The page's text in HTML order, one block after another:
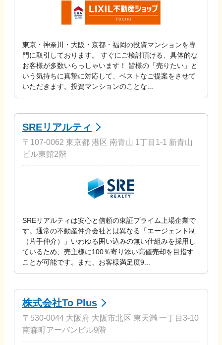
東京・神奈川・大阪・京都・福岡の投資マンションを専
門に取引しております。 すぐにご検討頂ける、具体的な
お客様が多数いらっしゃいます！ 皆様の「売りたい」と
いう気持ちに真摯に対応して、ベストなご提案をさせて
いただきます。投資マンションのことな...
SREリアルティ
〒107-0062 東京都 港区 南青山 1丁目1-1 新青山
ビル東館2階
SREリアルティは安心と信頼の東証プライム上場企業で
す。通常の不動産仲介会社とは異なる「エージェント制
（片手仲介）」いわゆる囲い込みの無い仕組みを採用し
ているため、売主様に100％寄り添い高値売却を目指す
ことが可能です。また、お客様満足度9...
株式会社To Plus
〒530-0044 大阪府 大阪市北区 東天満 一丁目3-10
南森町アーバンビル9階